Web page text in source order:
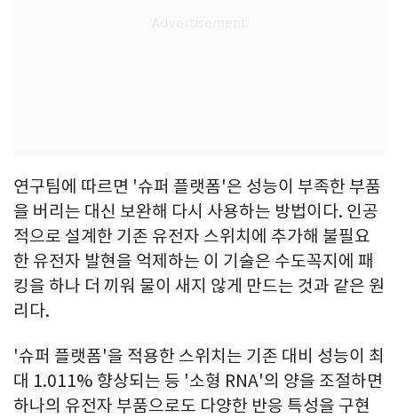
연구팀에 따르면 '슈퍼 플랫폼'은 성능이 부족한 부품
을 버리는 대신 보완해 다시 사용하는 방법이다. 인공
적으로 설계한 기존 유전자 스위치에 추가해 불필요
한 유전자 발현을 억제하는 이 기술은 수도꼭지에 패
킹을 하나 더 끼워 물이 새지 않게 만드는 것과 같은 원
리다.
'슈퍼 플랫폼'을 적용한 스위치는 기존 대비 성능이 최
대 1.011% 향상되는 등 '소형 RNA'의 양을 조절하면
하나의 유전자 부품으로도 다양한 반응 특성을 구현